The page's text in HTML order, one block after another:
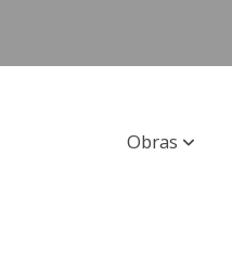
Obras